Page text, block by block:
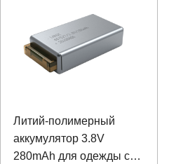
Литий-полимерный
аккумулятор 3.8V
280mAh для одежды с